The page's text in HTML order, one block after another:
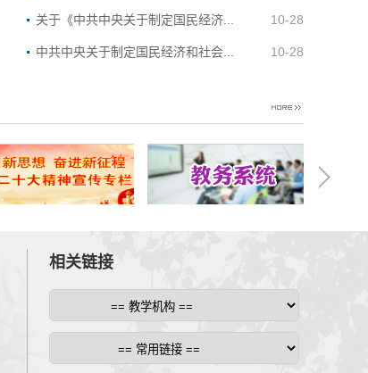
10-28
关于《中共中央关于制定国民经济...
10-28
中共中央关于制定国民经济和社会...
相关链接